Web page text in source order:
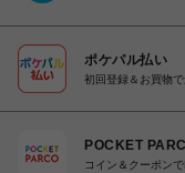
ポケパル払い
初回登録＆お買物
POCKET
コイン＆クーポン